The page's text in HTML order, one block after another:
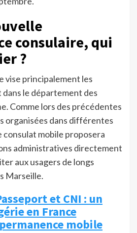
consulaire, qui
?
vise principalement les
le département des
Comme lors des précédentes
organisées dans différentes
consulat mobile proposera
administratives directement
aux usagers de longs
Marseille.
et CNI : un
en France
mobile